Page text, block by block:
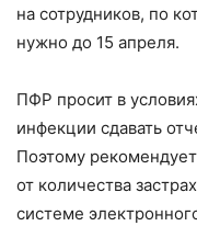
на сотрудников, по
нужно до 15 апреля.
ПФР просит в
инфекции сдавать
Поэтому
от количества
системе